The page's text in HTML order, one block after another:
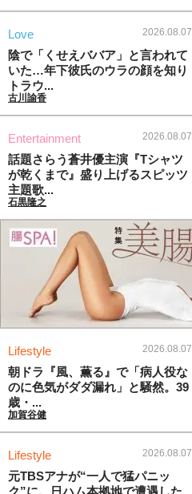
Love 2026.08.07
陰で「くせえババア」と言われて
いた…年下彼氏のウラの顔を知り
トラウ...
古川諭香
Entertainment 2026.08.07
話題さらう蒼井優主演『Tシャツ
が乾くまで』盛り上げるスピッツ
主題歌...
石黒隆之
Lifestyle 2026.08.07
朝ドラ『風、薫る』で「病人役な
のに色気がダダ漏れ」と騒然。39
歳・...
加賀谷健
Lifestyle 2026.08.07
元TBSアナが“一人で猛パニッ